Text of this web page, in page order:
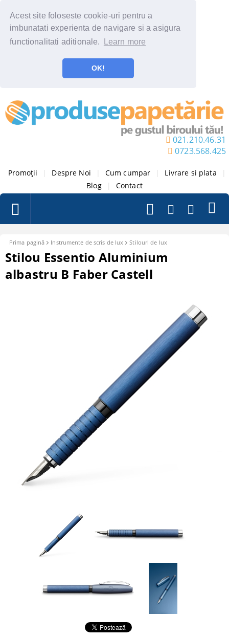
Acest site foloseste cookie-uri pentru a
imbunatati experienta de navigare si a asigura
functionalitati aditionale.
Learn more
OK!
021.210.46.31
0723.568.425
Promoții Despre Noi Cum cumpar Livrare si plata
Blog
Contact
Prima pagină Instrumente de scris de lux Stilouri de lux
Stilou Essentio Aluminium
albastru B Faber Castell